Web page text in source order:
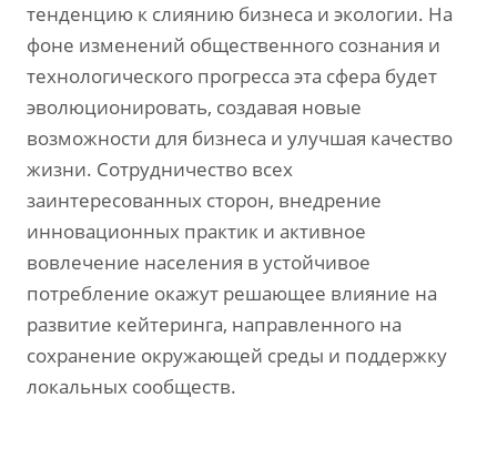
тенденцию к слиянию бизнеса и экологии. На
фоне изменений общественного сознания и
технологического прогресса эта сфера будет
эволюционировать, создавая новые
возможности для бизнеса и улучшая качество
жизни. Сотрудничество всех
заинтересованных сторон, внедрение
инновационных практик и активное
вовлечение населения в устойчивое
потребление окажут решающее влияние на
развитие кейтеринга, направленного на
сохранение окружающей среды и поддержку
локальных сообществ.